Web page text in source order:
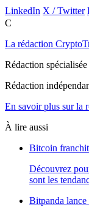
LinkedIn X / Twitter
C
La rédaction
Rédaction
Rédaction
En savoir plus sur la
À lire aussi
Bitcoin
Découvrez
sont les
Bitpanda